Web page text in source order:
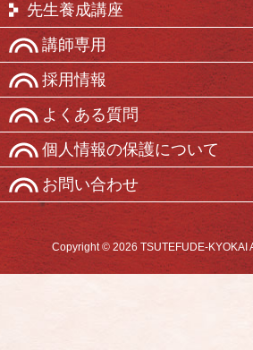
先生養成講座
講師専用
採用情報
よくある質問
個人情報の保護について
お問い合わせ
Copyright © 2026 TSUTEFUDE-KYOKAI